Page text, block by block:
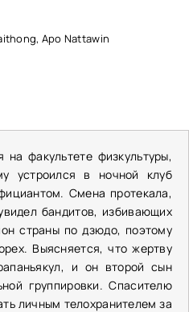
Apo Nattawin
факультете физкультуры,
устроился в ночной клуб
Смена протекала,
бандитов, избивающих
страны по дзюдо, поэтому
Выясняется, что жертву
и он второй сын
группировки. Спасителю
личным телохранителем за